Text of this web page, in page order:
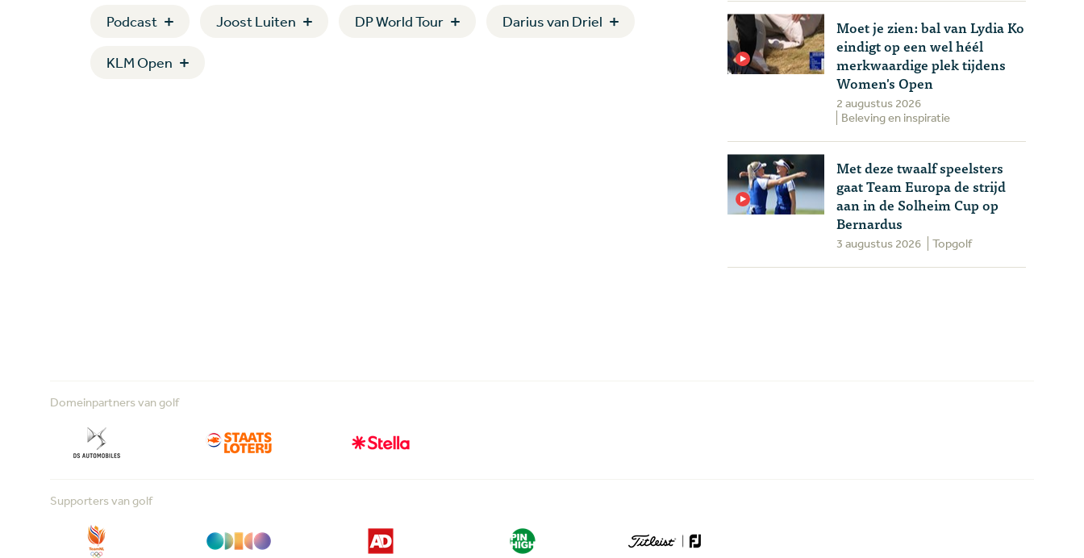
Podcast Joost Luiten DP World Tour Darius van Driel
KLM Open
Moet je zien: bal van Lydia Ko
eindigt op een wel héél
merkwaardige plek tijdens
Women's Open
2 augustus 2026
Beleving en inspiratie
Met deze twaalf speelsters
gaat Team Europa de strijd
aan in de Solheim Cup op
Bernardus
3 augustus 2026 Topgolf
Domeinpartners van golf
Supporters van golf